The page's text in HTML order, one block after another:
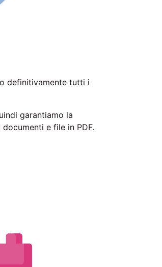
definitivamente tutti i
garantiamo la
e file in PDF.